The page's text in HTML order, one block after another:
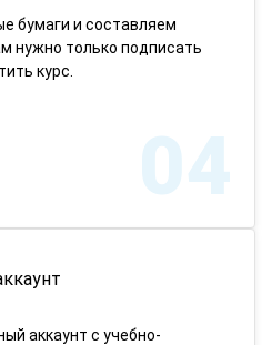
бумаги и составляем
нужно только подписать
курс.
04
аккаунт с учебно-